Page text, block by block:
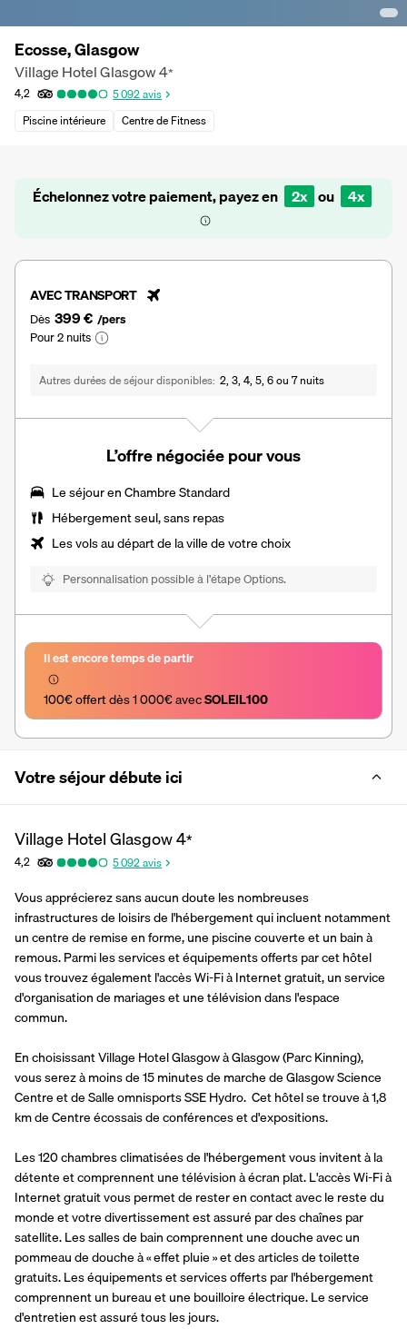
Ecosse, Glasgow
Village Hotel Glasgow4*
4,2 5 092avis
Piscine intérieure
Centre de Fitness
Échelonnez votre paiement, payez en 2x ou 4x
AVEC TRANSPORT
Dès 399 € /pers
Pour 2 nuits
Autres durées de séjour disponibles 2, 3, 4, 5, 6 ou 7 nuits
L’offre négociée pour vous
Le séjour en Chambre Standard
Hébergement seul, sans repas
Les vols au départ de la ville de votre choix
Personnalisation possible à l’étape Options.
Il est encore temps de partir
100€ offert dès 1 000€ avec SOLEIL100
Votre séjour débute ici
Village Hotel Glasgow4*
4,2 5 092avis
Vous apprécierez sans aucun doute les nombreuses
infrastructures de loisirs de l'hébergement qui incluent notamment
un centre de remise en forme, une piscine couverte et un bain à
remous. Parmi les services et équipements offerts par cet hôtel
vous trouvez également l'accès Wi-Fi à Internet gratuit, un service
d'organisation de mariages et une télévision dans l'espace
commun.
En choisissant Village Hotel Glasgow à Glasgow (Parc Kinning),
vous serez à moins de 15 minutes de marche de Glasgow Science
Centre et de Salle omnisports SSE Hydro.  Cet hôtel se trouve à 1,8
km de Centre écossais de conférences et d'expositions.
Les 120 chambres climatisées de l'hébergement vous invitent à la
détente et comprennent une télévision à écran plat. L'accès Wi-Fi à
Internet gratuit vous permet de rester en contact avec le reste du
monde et votre divertissement est assuré par des chaînes par
satellite. Les salles de bain comprennent une douche avec un
pommeau de douche à « effet pluie » et des articles de toilette
gratuits. Les équipements et services offerts par l'hébergement
comprennent un bureau et une bouilloire électrique. Le service
d'entretien est assuré tous les jours.